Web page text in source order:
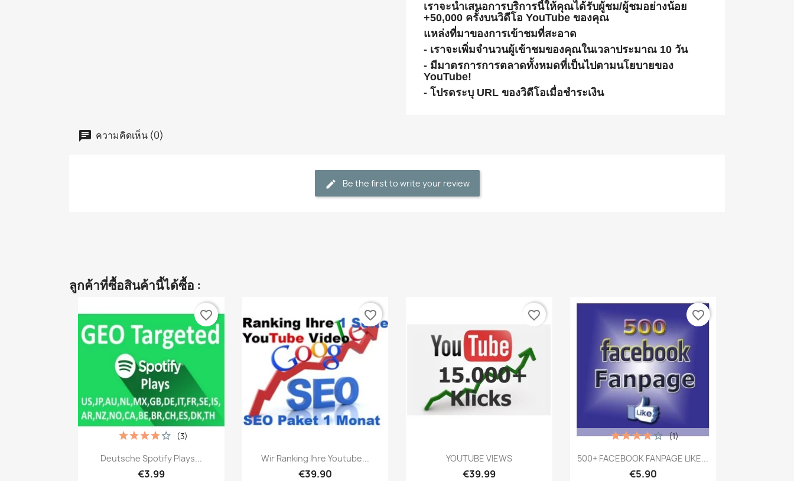
เราจะนำเสนอการบริการนี้ให้คุณได้รับผู้ชม/ผู้ชมอย่างน้อย
+50,000 ครั้งบนวิดีโอ YouTube ของคุณ
แหล่งที่มาของการเข้าชมที่สะอาด
- เราจะเพิ่มจำนวนผู้เข้าชมของคุณในเวลาประมาณ 10 วัน
- มีมาตรการการตลาดทั้งหมดที่เป็นไปตามนโยบายของ
YouTube!
- โปรดระบุ URL ของวิดีโอเมื่อชำระเงิน
ความคิดเห็น (0)
Be the first to write your review
ลูกค้าที่ซื้อสินค้านี้ได้ซื้อ :
เปิดหน้าต่างย่อ
Deutsche Spotify Plays...
€3.99
(3)
favorite_border
เปิดหน้าต่างย่อ
Wir Ranking Ihre Youtube...
€39.90
favorite_border
เปิดหน้าต่างย่อ
YOUTUBE VIEWS
€39.99
favorite_border
เปิดหน้าต่างย่อ
500+ FACEBOOK FANPAGE LIKE...
€5.90
(1)
favorite_border